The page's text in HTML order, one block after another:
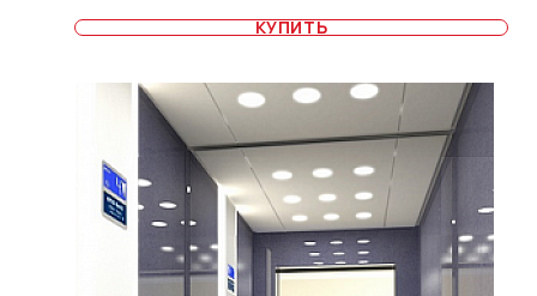
КУПИТЬ